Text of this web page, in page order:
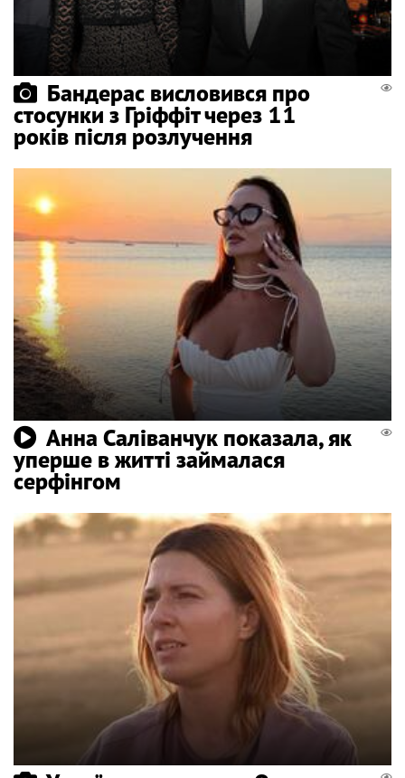
Бандерас висловився про
стосунки з Гріффіт через 11
років після розлучення
Анна Саліванчук показала, як
уперше в житті займалася
серфінгом